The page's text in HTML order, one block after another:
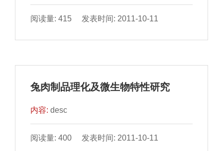
阅读量: 415 发表时间: 2011-10-11
兔肉制品理化及微生物特性研究
内容:desc
阅读量: 400 发表时间: 2011-10-11